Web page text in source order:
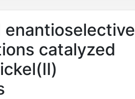
enantioselective
catalyzed